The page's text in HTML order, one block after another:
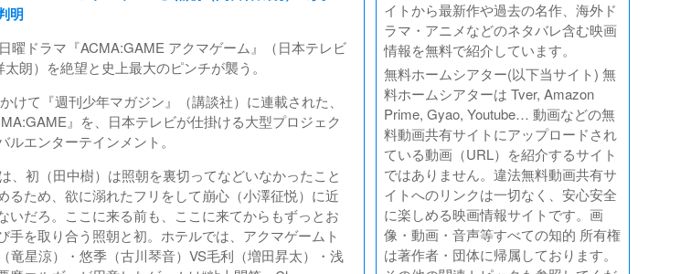
明
曜ドラマ『ACMA:GAME アクマゲーム』（日本テレビ
朗）を絶望と史上最大のピンチが襲う。
けて『週刊少年マガジン』（講談社）に連載された、
』を、日本テレビが仕掛ける大型プロジェク
ルエンターテインメント。
、初（田中樹）は照朝を裏切ってなどいなかったこと
るため、欲に溺れたフリをして崩心（小澤征悦）に近
いだろ。ここに来る前も、ここに来てからもずっとお
手を取り合う照朝と初。ホテルでは、アクマゲームト
竜星涼）・悠季（古川琴音）VS毛利（増田昇太）・浅
イトから最新作や過去の名作、海外ド
ラマ・アニメなどのネタバレ含む映画
情報を無料で紹介しています。
無料ホームシアター(以下当サイト) 無
料ホームシアターは Tver, Amazon
Prime, Gyao, Youtube… 動画などの無
料動画共有サイトにアップロードされ
ている動画（URL）を紹介するサイト
ではありません。違法無料動画共有サ
イトへのリンクは一切なく、安心安全
に楽しめる映画情報サイトです。画
像・動画・音声等すべての知的 所有権
は著作者・団体に帰属しております。